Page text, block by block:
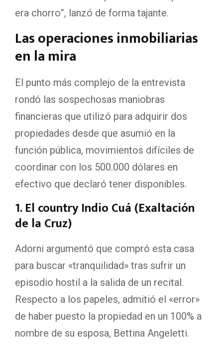
era chorro”, lanzó de forma tajante.
Las operaciones inmobiliarias
en la mira
El punto más complejo de la entrevista
rondó las sospechosas maniobras
financieras que utilizó para adquirir dos
propiedades desde que asumió en la
función pública, movimientos difíciles de
coordinar con los 500.000 dólares en
efectivo que declaró tener disponibles.
1. El country Indio Cuá (Exaltación
de la Cruz)
Adorni argumentó que compró esta casa
para buscar «tranquilidad» tras sufrir un
episodio hostil a la salida de un recital.
Respecto a los papeles, admitió el «error»
de haber puesto la propiedad en un 100% a
nombre de su esposa, Bettina Angeletti.